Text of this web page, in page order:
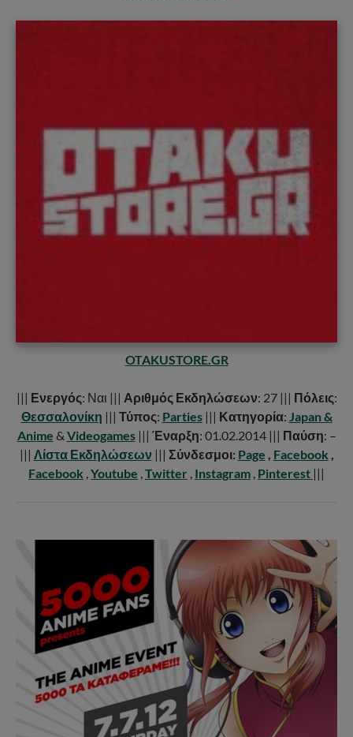
OTAKUSTORE.GR
||| Ενεργός: Ναι ||| Αριθμός Εκδηλώσεων: 27 ||| Πόλεις:
Θεσσαλονίκη ||| Τύπος: Parties||| Κατηγορία: Japan &
Anime & Videogames||| Έναρξη: 01.02.2014 ||| Παύση: –
||| Λίστα Εκδηλώσεων ||| Σύνδεσμοι: Page , Facebook ,
Facebook ,Youtube ,Twitter , Instagram , Pinterest |||